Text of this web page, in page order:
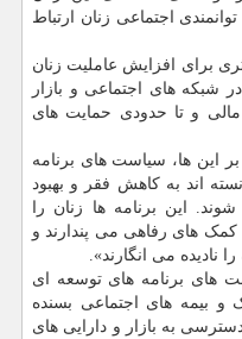
اجتماعی زنان ارتباط
برای افزایش عاملیت زنان
شبکه های اجتماعی و بازار
و تا حدودی حمایت های
این ها، سیاست های برنامه
اند به کاهش فقر و بهبود
این برنامه ها زنان را
کمک های رفاهی می پندارند و
نادیده می انگارند».
های برنامه های توسعه ای
و بیمه های اجتماعی بسنده
به بازار و دارایی های